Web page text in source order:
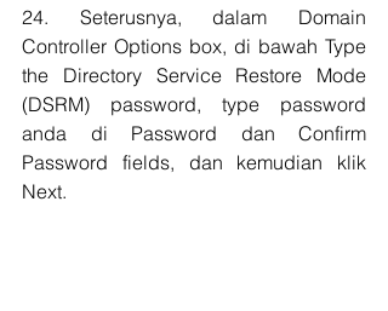
24. Seterusnya, dalam Domain
Controller Options box, di bawah Type
the Directory Service Restore Mode
(DSRM) password, type password
anda di Password dan Confirm
Password fields, dan kemudian klik
Next.